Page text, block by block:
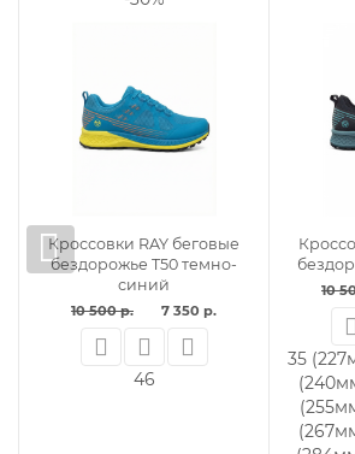
беговые
черный
37
Кроссовки RAY беговые
бездорожье T50 желтый
39 41 45 46 47